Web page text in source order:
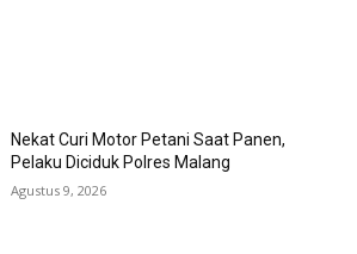
Nekat Curi Motor Petani Saat Panen,
Pelaku Diciduk Polres Malang
Agustus 9, 2026